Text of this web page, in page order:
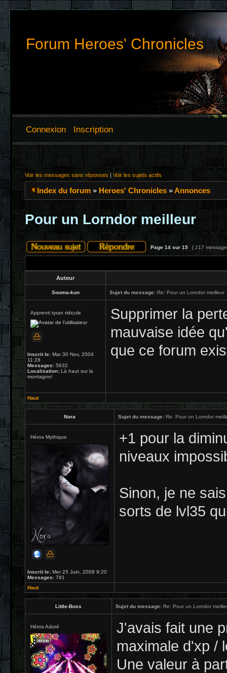
Forum Heroes' Chronicles
Connexion Inscription
Voir les messages sans réponses | Voir les sujets actifs
Index du forum » Heroes' Chronicles »Annonces
Pour un Lorndor meilleur
Page 14 sur 15 [ 217
Auteur
Souma-kun Sujet du message: Re: Pour un Lorndor meilleur
Apprenti tyran ridicule
Inscrit le: Mar 30 Nov, 2004
11:28
Messages: 5632
Localisation: Là haut sur la
montagne!
Supprimer la
mauvaise idée
que ce forum
Haut
Nora Sujet du message: Re: Pour un Lorndor
Héros Mythique
Inscrit le: Mer 25 Juin, 2008 9:20
Messages: 781
+1 pour la
niveaux
Sinon, je ne
sorts de lvl35
Haut
Little-Boss Sujet du message: Re: Pour un Lorndor
Héros Adoré
J'avais fait une
maximale d'xp /
Une valeur à